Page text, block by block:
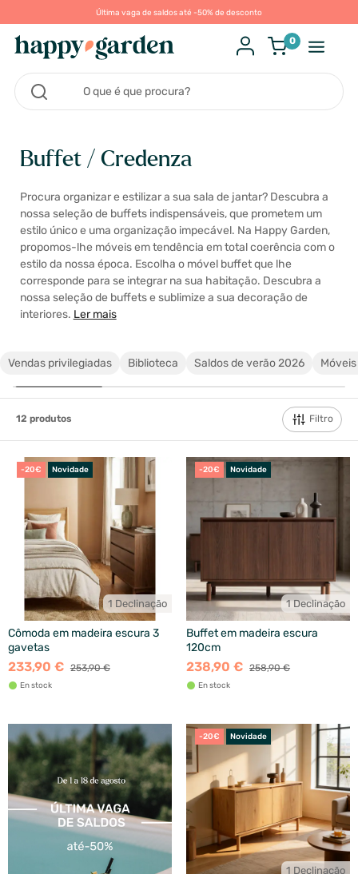
Última vaga de saldos até -50% de desconto
0
Buffet / Credenza
Procura organizar e estilizar a sua sala de jantar? Descubra a
nossa seleção de buffets indispensáveis, que prometem um
estilo único e uma organização impecável. Na Happy Garden,
propomos-lhe móveis em tendência em total coerência com o
estilo da nossa época. Escolha o móvel buffet que lhe
corresponde para se integrar na sua habitação. Descubra a
nossa seleção de buffets e sublimize a sua decoração de
interiores. Ler mais
Vendas privilegiadas Biblioteca Saldos de verão 2026
12 produtos Filtro
-20€ Novidade
1 Declinação
Cômoda em madeira escura 3
gavetas
233,90 € 253,90 €
En stock
-20€ Novidade
1 Declinação
Buffet em madeira escura
120cm
238,90 € 258,90 €
En stock
-20€ Novidade
1 Declinação